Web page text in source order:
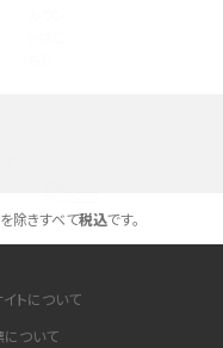
メリットを詳しく紹介
対処法や見直すポイントを解
除きすべて税込です。
トについて
について